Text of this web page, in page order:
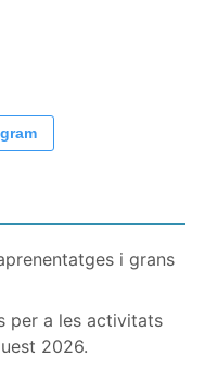
i grans
per a les activitats
2026.